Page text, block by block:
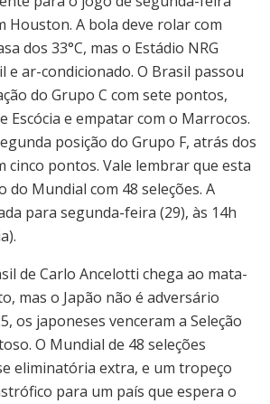
Houston. A bola deve rolar com
dos 33°C, mas o Estádio NRG
ar-condicionado. O Brasil passou
do Grupo C com sete pontos,
Escócia e empatar com o Marrocos.
posição do Grupo F, atrás dos
cinco pontos. Vale lembrar que esta
do Mundial com 48 seleções. A
para segunda-feira (29), às 14h
de Carlo Ancelotti chega ao mata-
mas o Japão não é adversário
os japoneses venceram a Seleção
O Mundial de 48 seleções
eliminatória extra, e um tropeço
para um país que espera o